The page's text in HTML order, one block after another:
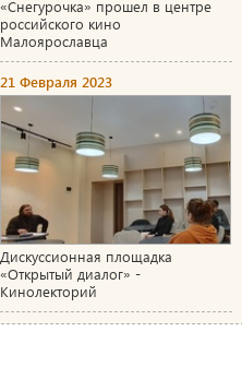
«Снегурочка» прошел в центре
российского кино
Малоярославца
21 Февраля 2023
Дискуссионная площадка
«Открытый диалог» -
Кинолекторий